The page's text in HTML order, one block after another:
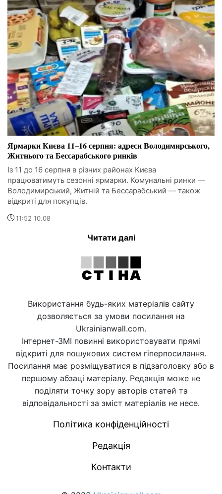
Ярмарки Києва 11–16 серпня: адреси Володимирського,
Житнього та Бессарабського ринків
Із 11 до 16 серпня в різних районах Києва
працюватимуть сезонні ярмарки. Комунальні ринки —
Володимирський, Житній та Бессарабський — також
відкриті для покупців.
11:52 10.08
Читати далі
Використання будь-яких матеріалів сайту
дозволяється за умови посилання на
Ukrainianwall.com.
Інтернет-ЗМІ повинні використовувати прямі
відкриті для пошукових систем гіперпосилання.
Посилання має розміщуватися в підзаголовку або в
першому абзаці матеріалу. Редакція може не
поділяти точку зору авторів статей та
відповідальності за зміст матеріалів не несе.
Політика конфіденційності
Редакція
Контакти